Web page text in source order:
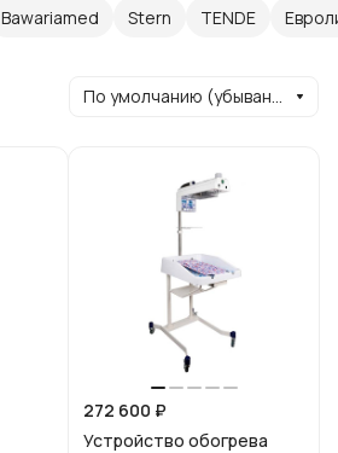
Bawariamed Stern TENDE
По умолчанию (убывание)
272 600 ₽
Устройство обогрева